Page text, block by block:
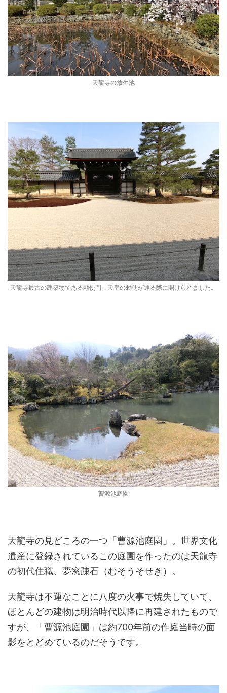
天龍寺の放生池
天龍寺最古の建築物である勅使門。天皇の勅使が通る際に開けられました。
曹源池庭園
天龍寺の見どころの一つ「曹源池庭園」。世界文化
遺産に登録されているこの庭園を作ったのは天龍寺
の初代住職、夢窓疎石（むそうそせき）。
天龍寺は不運なことに八度の火事で焼失していて、
ほとんどの建物は明治時代以降に再建されたもので
すが、「曹源池庭園」は約700年前の作庭当時の面
影をとどめているのだそうです。